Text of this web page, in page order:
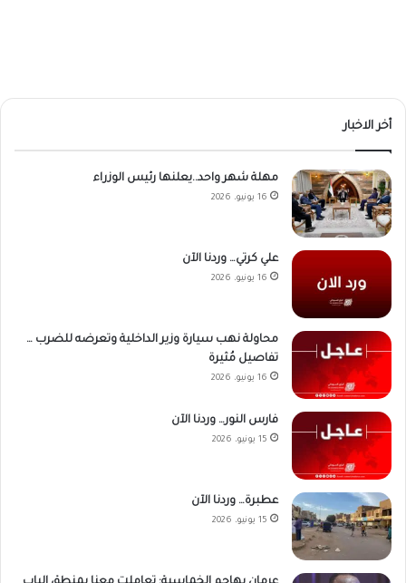
أخر الاخبار
مهلة شهر واحد..يعلنها رئيس الوزراء
16 يونيو، 2026
علي كرتي… وردنا الآن
16 يونيو، 2026
محاولة نهب سيارة وزير الداخلية وتعرضه للضرب …
تفاصيل مُثيرة
16 يونيو، 2026
فارس النور… وردنا الآن
15 يونيو، 2026
عطبرة… وردنا الآن
15 يونيو، 2026